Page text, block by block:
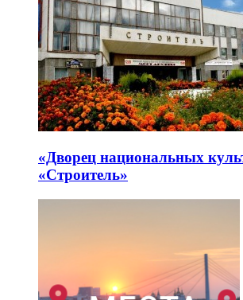
«Дворец национальных
«Строитель»